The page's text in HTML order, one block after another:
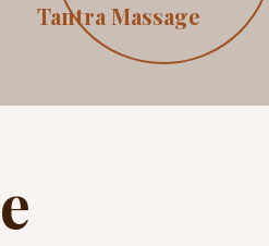
Tantra Massage